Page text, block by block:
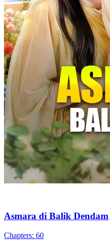
Balas Dendam selepas
hidup rendah hati sebagai
menolak cinta Shen Mutian,